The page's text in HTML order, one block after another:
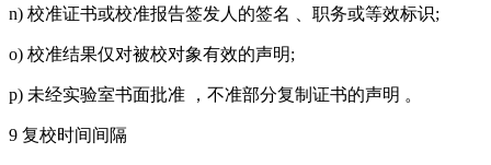
n) 校准证书或校准报告签发人的签名 、职务或等效标识;
o) 校准结果仅对被校对象有效的声明;
p) 未经实验室书面批准 ，不准部分复制证书的声明 。
9 复校时间间隔